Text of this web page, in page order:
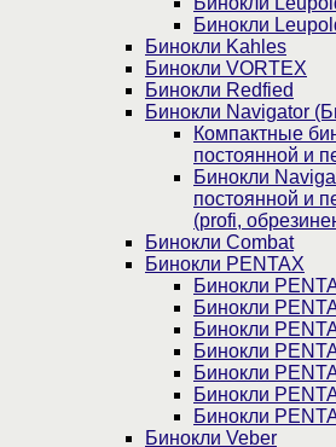
Бинокли
Бинокли Kahles
Бинокли VORTEX
Бинокли Redfied
Бинокли Navigator
Компактные
постоянной и
Бинокли
постоянной и
(profi,
Бинокли Combat
Бинокли PENTAX
Бинокли
Бинокли
Бинокли
Бинокли
Бинокли
Бинокли
Бинокли
Бинокли Veber